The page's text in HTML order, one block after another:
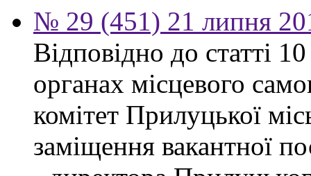
№ 29 (451) 21 липня
Відповідно до статті
органах місцевого
комітет Прилуцької
заміщення вакантної